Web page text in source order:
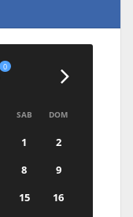
0
SAB DOM
1
2
8
9
15
16